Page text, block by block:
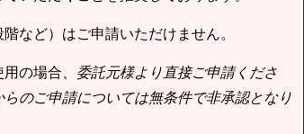
など）はご申請いただけません。
の場合、 委託元様より直接ご申請くださ
のご申請については無条件で非承認となり